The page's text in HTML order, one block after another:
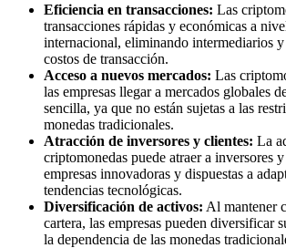
Eficiencia en transacciones: Las
transacciones rápidas y económicas a
internacional, eliminando intermediarios
costos de transacción.
Acceso a nuevos mercados: Las
las empresas llegar a mercados globales
sencilla, ya que no están sujetas a las
monedas tradicionales.
Atracción de inversores y clientes: La
criptomonedas puede atraer a inversores
empresas innovadoras y dispuestas a
tendencias tecnológicas.
Diversificación de activos: Al mantener
cartera, las empresas pueden diversificar
la dependencia de las monedas